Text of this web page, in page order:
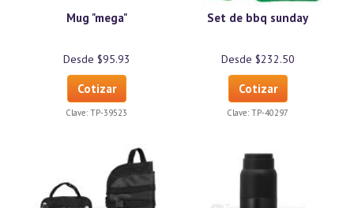
Mug "mega"
Desde $95.93
Cotizar
Clave: TP-39523
Set de bbq sunday
Desde $232.50
Cotizar
Clave: TP-40297